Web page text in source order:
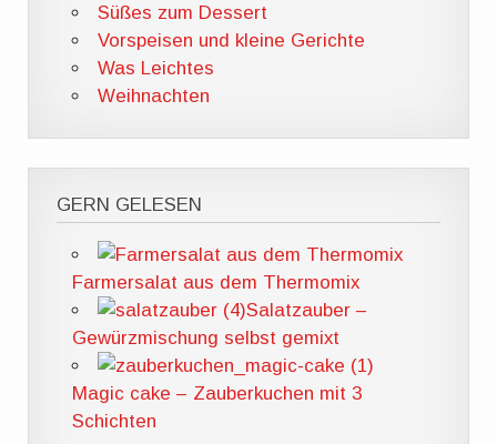
Süßes zum Dessert
Vorspeisen und kleine Gerichte
Was Leichtes
Weihnachten
GERN GELESEN
Farmersalat aus dem Thermomix
Salatzauber –
Gewürzmischung selbst gemixt
Magic cake – Zauberkuchen mit 3
Schichten